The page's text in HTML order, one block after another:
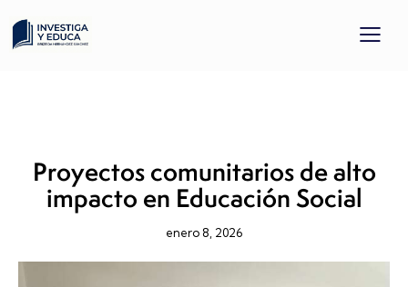
Proyectos comunitarios de alto
impacto en Educación Social
enero 8, 2026